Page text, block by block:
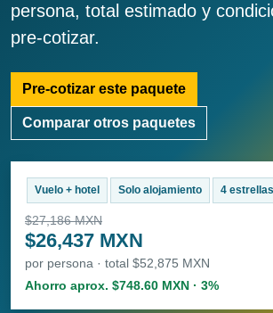
persona, total estimado y
pre-cotizar.
Pre-cotizar este paquete
Comparar otros paquetes
Vuelo + hotel Solo alojamiento 4 estrellas
$27,186 MXN
$26,437 MXN
por persona · total $52,875 MXN
Ahorro aprox. $748.60 MXN · 3%